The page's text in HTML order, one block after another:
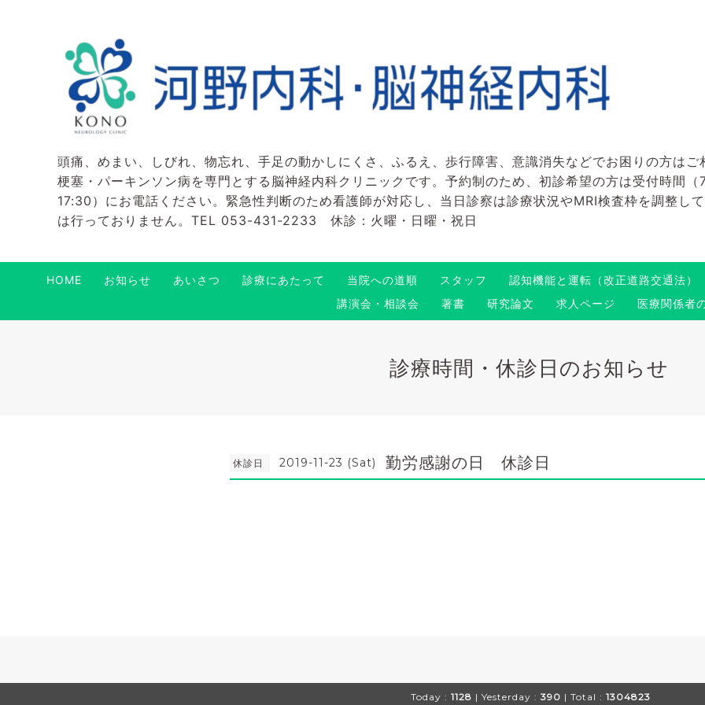
頭痛、めまい、しびれ、物忘れ、手足の動かしにくさ、ふるえ、歩行障害、意識消失などでお困りの方はご
梗塞・パーキンソン病を専門とする脳神経内科クリニックです。予約制のため、初診希望の方は受付時間
17:30）にお電話ください。緊急性判断のため看護師が対応し、当日診察は診療状況やMRI検査枠を調整し
は行っておりません。TEL 053-431-2233 休診：火曜・日曜・祝日
HOME お知らせ あいさつ 診療にあたって 当院への道順 スタッフ 認知機能と運転（改正道路交通法）
講演会・相談会
著書 研究論文 求人ページ 医療関係者
診療時間・休診日のお知らせ
休診日 2019-11-23 (Sat) 勤労感謝の日 休診日
Today : 1128 | Yesterday : 390 | Total : 1304823